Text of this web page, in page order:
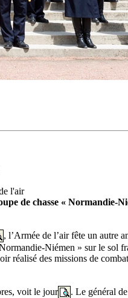
l'air
de chasse « Normandie-
, l’Armée de l’air fête un autre
Niémen » sur le sol
réalisé des missions de
voit le jour
. Le général